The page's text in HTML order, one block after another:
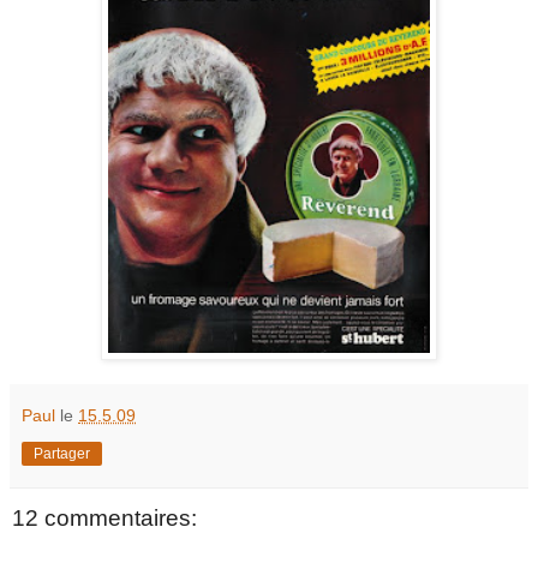
Paul le 15.5.09
Partager
12 commentaires: